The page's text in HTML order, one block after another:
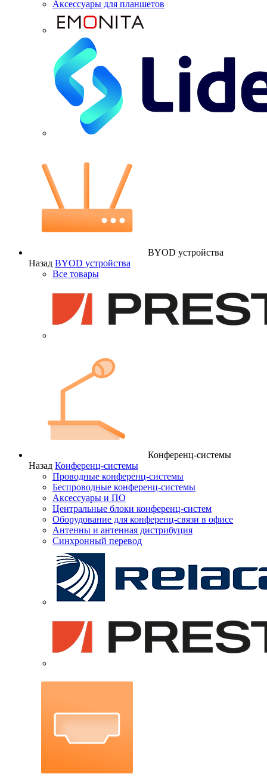
Аксессуары для планшетов
BYOD устройства
Назад BYOD устройства
Все товары
Конференц-системы
Назад Конференц-системы
Проводные конференц-системы
Беспроводные конференц-системы
Аксессуары и ПО
Центральные блоки конференц-систем
Оборудование для конференц-связи в офисе
Антенны и антенная дистрибуция
Синхронный перевод